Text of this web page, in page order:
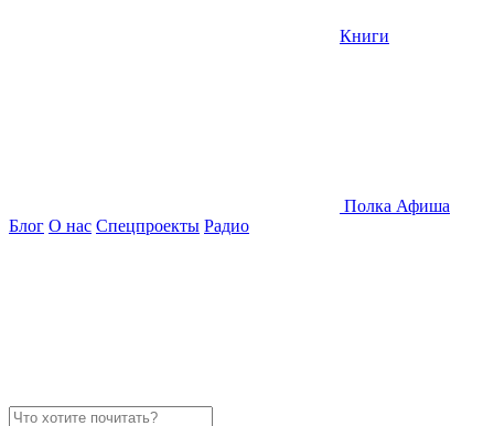
Книги
Полка Афиша
Блог О нас Спецпроекты Радио